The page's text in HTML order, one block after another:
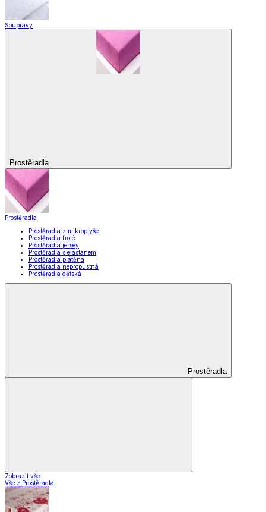
Soupravy
Prostěradla
Prostěradla
Prostěradla z mikroplyše
Prostěradla froté
Prostěradla jersey
Prostěradla s elastanem
Prostěradla plátěná
Prostěradla nepropustná
Prostěradla dětská
Prostěradla
Zobrazit vše
Vše z Prostěradla